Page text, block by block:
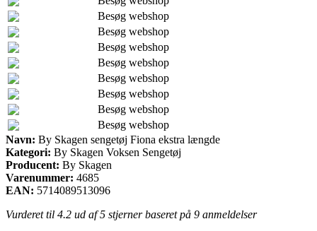
Besøg webshop
Besøg webshop
Besøg webshop
Besøg webshop
Besøg webshop
Besøg webshop
Besøg webshop
Besøg webshop
Navn: By Skagen sengetøj Fiona ekstra længde
Kategori: By Skagen Voksen Sengetøj
Producent: By Skagen
Varenummer: 4685
EAN: 5714089513096
Vurderet til 4.2 ud af 5 stjerner baseret på 9 anmeldelser